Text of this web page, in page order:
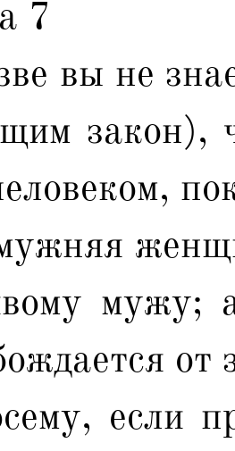
7
вы не
закон),
мужу;
от
если